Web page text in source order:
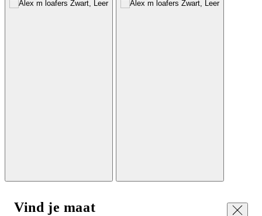
Sluiten
Vind je maat